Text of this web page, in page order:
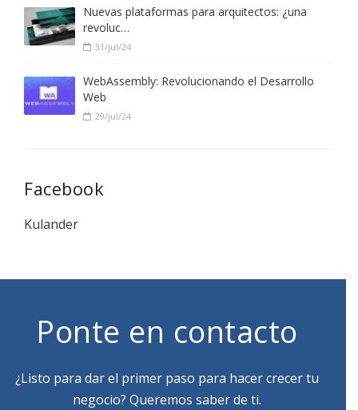
Nuevas plataformas para arquitectos: ¿una
revoluc…
31/jul/24
WebAssembly: Revolucionando el Desarrollo
Web
29/jul/24
Facebook
Kulander
Ponte en contacto
¿Listo para dar el primer paso para hacer crecer tu
negocio? Queremos saber de ti.